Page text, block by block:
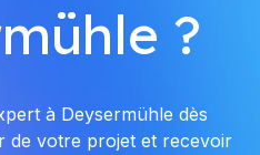
?
à Deysermühle dès
de votre projet et recevoir